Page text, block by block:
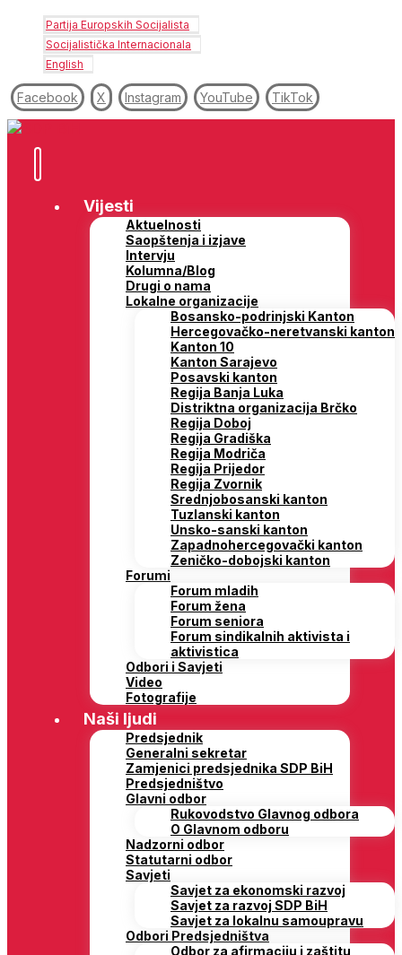
Partija Europskih Socijalista
Socijalistička Internacionala
English
Facebook X Instagram YouTube TikTok
Vijesti
Aktuelnosti
Saopštenja i izjave
Intervju
Kolumna/Blog
Drugi o nama
Lokalne organizacije
Bosansko-podrinjski Kanton
Hercegovačko-neretvanski kanton
Kanton 10
Kanton Sarajevo
Posavski kanton
Regija Banja Luka
Distriktna organizacija Brčko
Regija Doboj
Regija Gradiška
Regija Modriča
Regija Prijedor
Regija Zvornik
Srednjobosanski kanton
Tuzlanski kanton
Unsko-sanski kanton
Zapadnohercegovački kanton
Zeničko-dobojski kanton
Forumi
Forum mladih
Forum žena
Forum seniora
Forum sindikalnih aktivista i
aktivistica
Odbori i Savjeti
Video
Fotografije
Naši ljudi
Predsjednik
Generalni sekretar
Zamjenici predsjednika SDP BiH
Predsjedništvo
Glavni odbor
Rukovodstvo Glavnog odbora
O Glavnom odboru
Nadzorni odbor
Statutarni odbor
Savjeti
Savjet za ekonomski razvoj
Savjet za razvoj SDP BiH
Savjet za lokalnu samoupravu
Odbori Predsjedništva
Odbor za afirmaciju i zaštitu